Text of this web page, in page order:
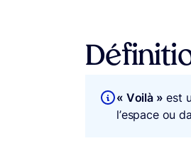
« Voilà » est
l’espace ou